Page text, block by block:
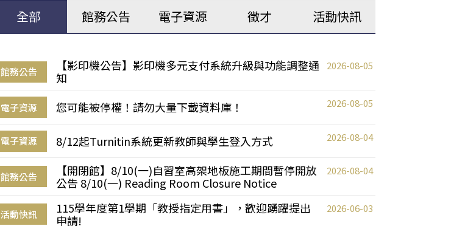
全部 館務公告 電子資源 徵才 活動快訊
館務公告
【影印機公告】影印機多元支付系統升級與功能調整通
知
2026-08-05
電子資源 您可能被停權！請勿大量下載資料庫！ 2026-08-05
電子資源 8/12起Turnitin系統更新教師與學生登入方式 2026-08-04
館務公告
【開閉館】8/10(一)自習室高架地板施工期間暫停開放
公告 8/10(一) Reading Room Closure Notice
2026-08-04
活動快訊
115學年度第1學期「教授指定用書」，歡迎踴躍提出
申請!
2026-06-03